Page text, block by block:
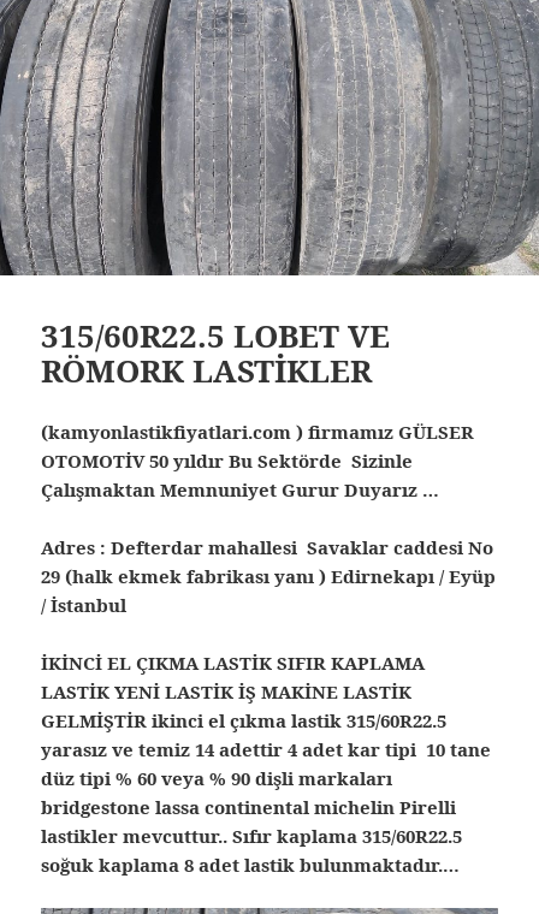
315/60R22.5 LOBET VE
RÖMORK LASTİKLER
(kamyonlastikfiyatlari.com ) firmamız GÜLSER
OTOMOTİV 50 yıldır Bu Sektörde Sizinle
Çalışmaktan Memnuniyet Gurur Duyarız …
Adres : Defterdar mahallesi Savaklar caddesi No
29 (halk ekmek fabrikası yanı ) Edirnekapı / Eyüp
/ İstanbul
İKİNCİ EL ÇIKMA LASTİK SIFIR KAPLAMA
LASTİK YENİ LASTİK İŞ MAKİNE LASTİK
GELMİŞTİR ikinci el çıkma lastik 315/60R22.5
yarasız ve temiz 14 adettir 4 adet kar tipi 10 tane
düz tipi % 60 veya % 90 dişli markaları
bridgestone lassa continental michelin Pirelli
lastikler mevcuttur.. Sıfır kaplama 315/60R22.5
soğuk kaplama 8 adet lastik bulunmaktadır.…